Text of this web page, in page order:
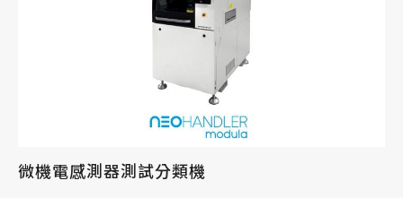
微機電感測器測試分類機